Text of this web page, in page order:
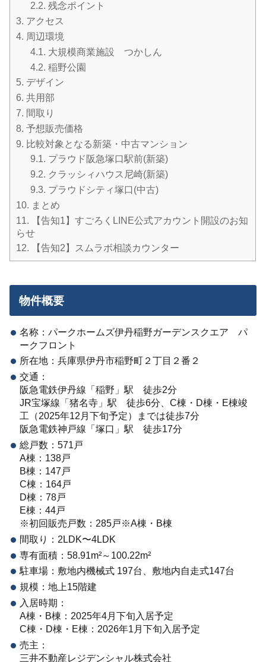
2.2. 残念ポイント
3. アクセス
4. 周辺環境
4.1. 大規模商業施設 つかしん
4.2. 稲野公園
5. デザイン
6. 共用部
7. 間取り
8. 予想販売価格
9. 比較対象となる新築・中古マンション
9.1. プラウド阪急塚口駅前(新築)
9.2. クラッシィハウス尼崎(新築)
9.3. プラウドシティ塚口(中古)
10. まとめ
11. 【告知1】すごろくLINE公式アカウント開設のお知
らせ
12. 【告知2】スムラボ相談カウンター
物件概要
名称：パークホームズ伊丹稲野ガーデンスクエア パ
ークフロント
所在地：兵庫県伊丹市稲野町２丁目２番２
交通：
阪急電鉄伊丹線「稲野」駅 徒歩2分
JR宝塚線「猪名寺」駅 徒歩6分、C棟・D棟・E棟竣
工（2025年12月下旬予定）までは徒歩7分
阪急電鉄神戸線「塚口」駅 徒歩17分
総戸数：571戸
A棟：138戸
B棟：147戸
C棟：164戸
D棟：78戸
E棟：44戸
※初回販売戸数：285戸※A棟・B棟
間取り：2LDK〜4LDK
専有面積：58.91m²～100.22m²
駐車場：敷地内機械式 197台、敷地内自走式147台
規模：地上15階建
入居時期：
A棟・B棟：2025年4月下旬入居予定
C棟・D棟・E棟：2026年1月下旬入居予定
売主：
三井不動産レジデンシャル株式会社